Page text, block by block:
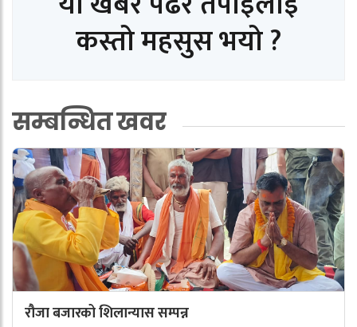
कस्तो महसुस भयो ?
सम्बन्धित खवर
रौजा बजारको शिलान्यास सम्पन्न